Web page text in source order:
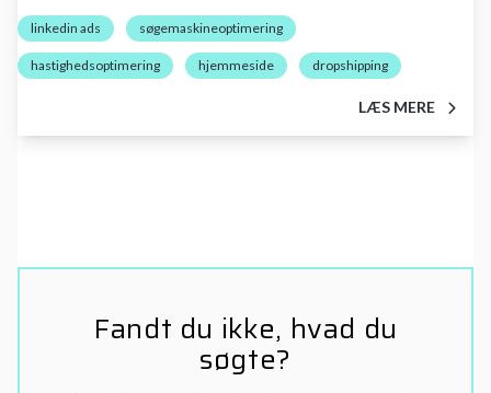
linkedin ads søgemaskineoptimering
hastighedsoptimering hjemmeside dropshipping
LÆS MERE
Fandt du ikke, hvad du
søgte?